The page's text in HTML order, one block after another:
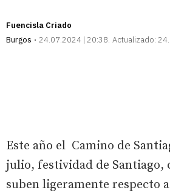
Fuencisla Criado
Burgos
24.07.2024 | 20:38 Actualizado:
Este año el Camino de
julio, festividad de Santiago,
suben ligeramente respecto